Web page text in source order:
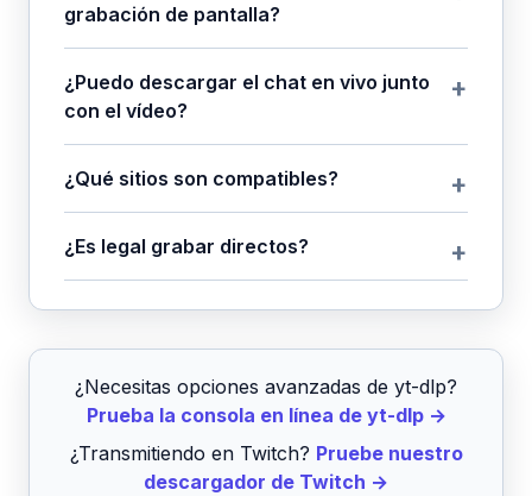
grabación de pantalla?
¿Puedo descargar el chat en vivo junto
con el vídeo?
¿Qué sitios son compatibles?
¿Es legal grabar directos?
¿Necesitas opciones avanzadas de yt-dlp?
Prueba la consola en línea de yt-dlp →
¿Transmitiendo en Twitch? Pruebe nuestro
descargador de Twitch →